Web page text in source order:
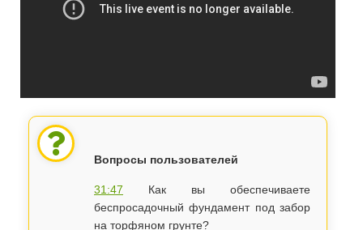
Вопросы пользователей
31:47 Как вы обеспечиваете
беспросадочный фундамент под забор
на торфяном грунте?